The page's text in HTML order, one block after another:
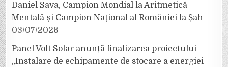
Daniel Sava, Campion Mondial la Aritmetică
Mentală și Campion Național al României la Șah
03/07/2026
Panel Volt Solar anunță finalizarea proiectului
„Instalare de echipamente de stocare a energiei